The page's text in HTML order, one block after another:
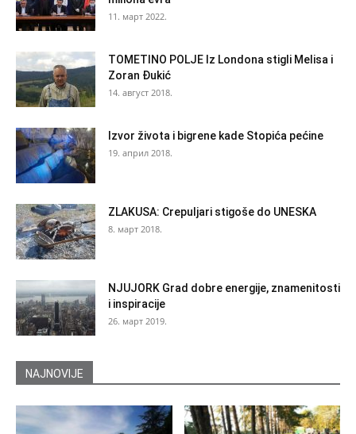
11. март 2022.
TOMETINO POLJE Iz Londona stigli Melisa i
Zoran Đukić
14. август 2018.
Izvor života i bigrene kade Stopića pećine
19. април 2018.
ZLAKUSA: Crepuljari stigoše do UNESKA
8. март 2018.
NJUJORK Grad dobre energije, znamenitosti
i inspiracije
26. март 2019.
NAJNOVIJE